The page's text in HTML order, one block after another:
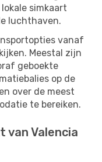
simkaart
luchthaven.
vanaf
Meestal zijn
geboekte
op de
over de meest
te bereiken.
van Valencia